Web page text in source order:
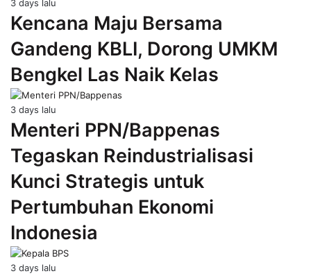
3 days lalu
Kencana Maju Bersama
Gandeng KBLI, Dorong UMKM
Bengkel Las Naik Kelas
3 days lalu
Menteri PPN/Bappenas
Tegaskan Reindustrialisasi
Kunci Strategis untuk
Pertumbuhan Ekonomi
Indonesia
3 days lalu